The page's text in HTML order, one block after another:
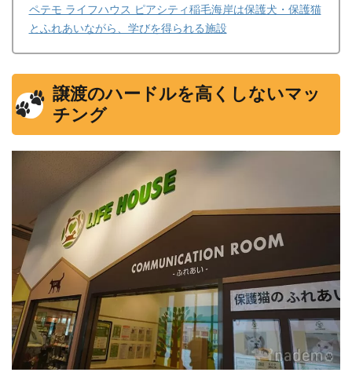
ペテモ ライフハウス ピアシティ稲毛海岸は保護犬・保護猫
とふれあいながら、学びを得られる施設
譲渡のハードルを高くしないマッ
チング